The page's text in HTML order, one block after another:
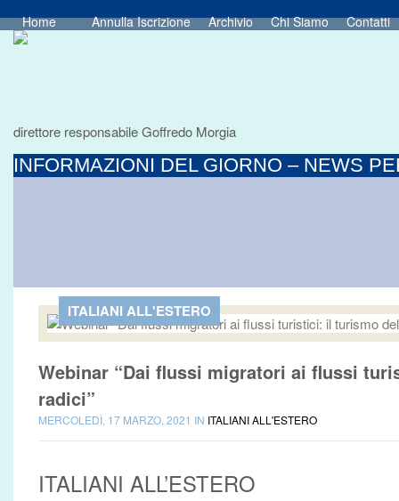
Home Annulla Iscrizione Archivio Chi Siamo Contatti
direttore responsabile Goffredo Morgia
INFORMAZIONI DEL GIORNO – NEWS
ITALIANI ALL'ESTERO
Webinar “Dai flussi migratori ai flussi
radici”
MERCOLEDÌ, 17 MARZO, 2021 IN ITALIANI ALL'ESTERO
ITALIANI ALL’ESTERO